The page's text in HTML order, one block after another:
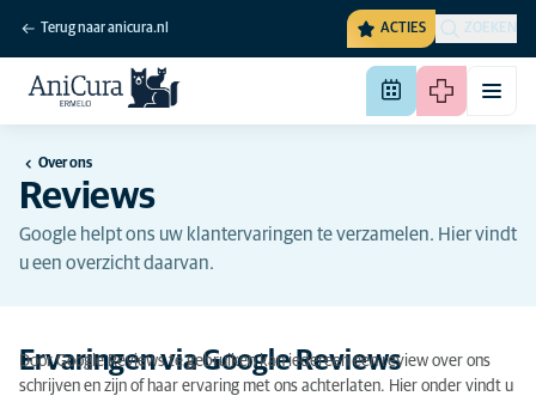
Terug naar anicura.nl ACTIES ZOEKEN
Over ons
Reviews
Google helpt ons uw klantervaringen te verzamelen. Hier vindt
u een overzicht daarvan.
Ervaringen via Google Reviews
Door Google Reviews te gebruiken kan iedereen een review over ons
schrijven en zijn of haar ervaring met ons achterlaten. Hier onder vindt u